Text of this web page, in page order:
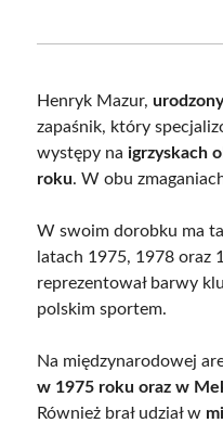
Henryk Mazur,
zapaśnik, który
występy naigrzyskach
roku. W obu
W swoim dorobku ma
latach 1975, 1978 oraz
reprezentował barwy
polskim sportem.
Na międzynarodowej
w 1975 roku oraz w
Również brał udział w